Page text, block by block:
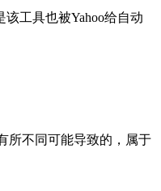
工具也被Yahoo给自动
所不同可能导致的，属于